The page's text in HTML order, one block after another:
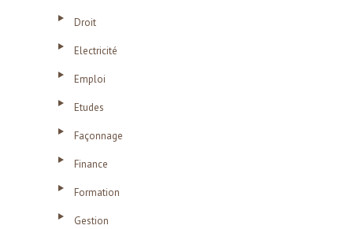
Droit
Electricité
Emploi
Etudes
Façonnage
Finance
Formation
Gestion